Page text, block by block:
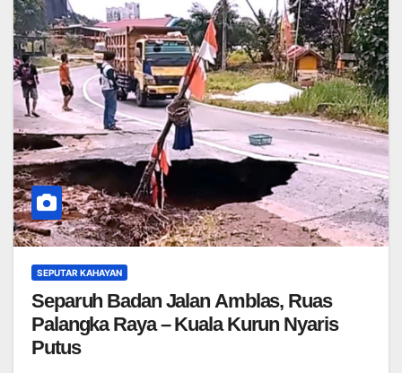
SEPUTAR KAHAYAN
Separuh Badan Jalan Amblas, Ruas
Palangka Raya – Kuala Kurun Nyaris
Putus